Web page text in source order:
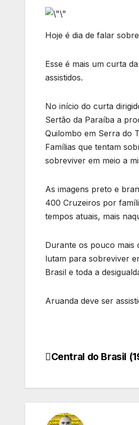
Hoje é dia de falar
Esse é mais um curta
assistidos.
No início do curta
Sertão da Paraíba a
Quilombo em Serra do
Famílias que tentam
sobreviver em meio a
As imagens preto e
400 Cruzeiros por
tempos atuais, mais
Durante os pouco mais
lutam para sobreviver
Brasil e toda a
Aruanda deve ser
Navegação
Central do Brasil